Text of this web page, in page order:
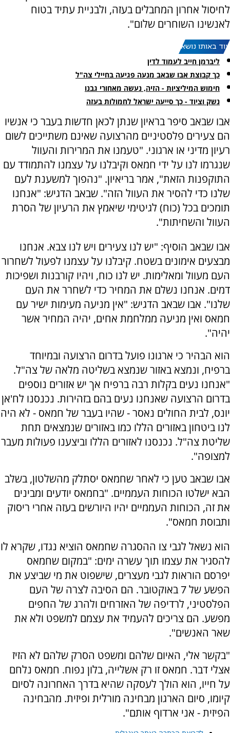
לחיסול אחרון המחבלים בעזה, ולבניית עתיד בטוח
לאנשינו השוחרים שלום".
עוד באותו נושא:
ליברמן חייב לעמוד לדין
כך קבוצת אבו שבאב מנעה פגיעה בחיילי צה"ל
חימוש המיליציות - הזיה, נעשה מאחורי גבנו
נשק וציוד - כך סייעה ישראל לחמולות בעזה
אבו שבאב סיפר בראיון שנתן לכאן חדשות בעבר כי אנשיו
הם צעירים פלסטיניים מהרצועה שאינם משתייכים לשום
רעיון מדיני או ארגוני. "טעמנו את המרירות והעוול
שנגרמו לנו על ידי חמאס וקיבלנו על עצמנו להתמודד עם
התוקפנות הזאת", אמר בריאיון. "נהפוך למשענת לעם
שלנו כדי להסיר את העוול הזה". שבאב הדגיש: "אנחנו
תומכים בכל (כוח) לגיטימי שיאמץ את הרעיון של הסרת
העוול והשחיתות".
אבו שבאב הוסיף: "יש לנו צעירים ויש לנו צבא. אנחנו
מבצעים אימונים בשטח. קיבלנו על עצמנו לפעול לשחרור
העם מעוול ומאלימות. יש לנו כוח, ויהיו קורבנות ושפיכות
דמים. אנחנו נשלם את המחיר כדי לשחרר את העם
שלנו". אבו שבאב הדגיש: "אין מניעה מעימות ישיר עם
חמאס ואין מניעה ממלחמת אחים, יהיה המחיר אשר
יהיה".
הוא הבהיר כי ארגונו פועל בדרום הרצועה ובמיוחד
ברפיח, ונמצא באזור שנמצא בשליטה מלאה של צה"ל.
"אנחנו נעים בקלות רבה ברפיח אך יש אזורים נוספים
בדרום הרצועה שאנחנו נעים בהם בזהירות. נכנסנו לח'אן
יונס, לבית החולים נאסר - שהיו בעבר של חמאס - לא היה
לנו ביטחון באזורים הללו כמו באזורים שנמצאים תחת
שליטת צה"ל. נכנסנו לאזורים הללו וביצענו פעולות מעבר
למצופה".
אבו שבאב טען כי לאחר שחמאס יסתלק מהשלטון, בשלב
הבא ישלטו הכוחות העממיים. "בחמאס יודעים ומבינים
את זה, הכוחות העממיים יהיו היורשים בעזה אחרי ריסוק
ותבוסת חמאס".
הוא נשאל לגבי צו ההסגרה שחמאס הוציא נגדו, שקרא לו
להסגיר את עצמו תוך עשרה ימים: "במקום שחמאס
יפרסם הוראות לגבי מעצרים, שישפוט את מי שביצע את
הפשע של 7 באוקטובר. הם הסיבה לצרה של העם
הפלסטיני, לרדיפה של האזרחים ולהרג של החפים
מפשע. הם צריכים להעמיד את עצמם למשפט ולא את
שאר האנשים".
"בקשר אלי, האיום שלהם ומשפט הסרק שלהם לא הזיז
אצלי דבר. חמאס זו רק אשלייה, בלון נפוח. חמאס נלחם
על חייו, הוא הולך לעסקה שהיא בדרך האחרונה לסיום
קיומו, סיום הארגון מבחינה מורלית ופיזית. מהבחינה
הפיזית - אני ארדוף אותם".